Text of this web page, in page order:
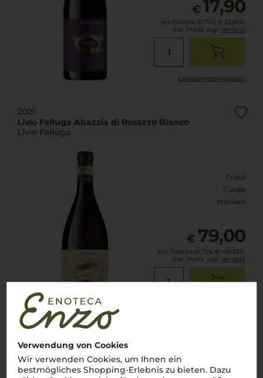
Verwendung von Cookies
Wir verwenden Cookies, um Ihnen ein
bestmögliches Shopping-Erlebnis zu bieten. Dazu
€ 17,90
pro Flasche (0.75l), € 23,87/L
inkl. MwSt. zzgl. Versand
Lebensmittel­angaben
2021
Livio Felluga Abazzia di Rosazzo Bianco
Livio Felluga
Friaul
Cuvée
trocken
€ 79,00
pro Flasche (0.75l), € 105,33/L
inkl. MwSt. zzgl. Versand
2015
Gravner Ribolla Gialla
Azienda Agricola Francesco Gravner